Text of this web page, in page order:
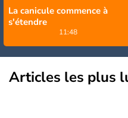
La canicule commence à
s'étendre
11:48
Articles les plus